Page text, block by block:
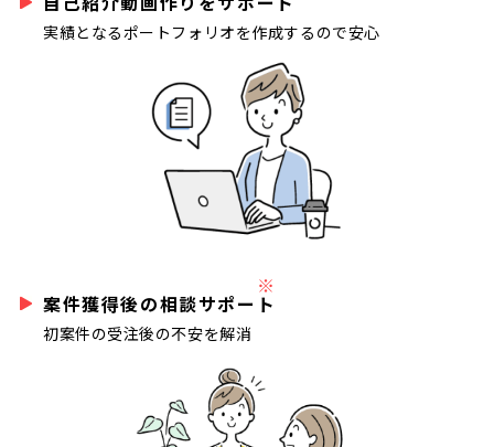
実績となるポートフォリオを作成するので安心
案件獲得後の相談サポート
※
初案件の受注後の不安を解消